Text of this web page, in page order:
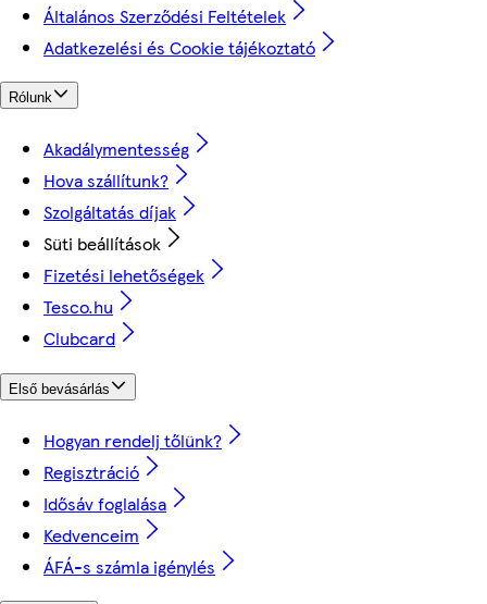
Általános Szerződési Feltételek
Adatkezelési és Cookie tájékoztató
Rólunk
Akadálymentesség
Hova szállítunk?
Szolgáltatás díjak
Süti beállítások
Fizetési lehetőségek
Tesco.hu
Clubcard
Első bevásárlás
Hogyan rendelj tőlünk?
Regisztráció
Idősáv foglalása
Kedvenceim
ÁFÁ-s számla igénylés